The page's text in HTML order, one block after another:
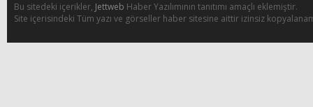
Bu sitedeki içerikler, Jettweb Haber Yazılımının tanıtımı amaçlı eklemiştir.
Site içerisindeki Tüm yazı ve görseller haber sitesine aittir izinsiz